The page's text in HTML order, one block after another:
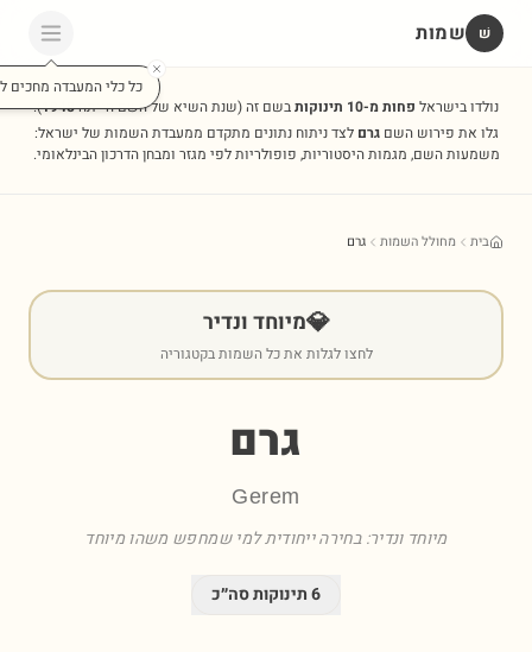
שׁ שמות
כל כלי המעבדה מחכים
נולדו בישראל פחות מ-10 תינוקות בשם זה(שנת השיא של השם הייתה1948
).
גלו את פירוש השםגרם לצד ניתוח נתונים מתקדם ממעבדת השמות של ישראל:
משמעות השם, מגמות היסטוריות, פופולריות לפי מגזר ומבחן הדרכון הבינלאומי.
בית מחולל השמות גרם
💎מיוחד ונדיר
לחצו לגלות את כל השמות בקטגוריה
גרם
Gerem
מיוחד ונדיר: בחירה ייחודית למי שמחפש משהו מיוחד
6תינוקות סה״כ